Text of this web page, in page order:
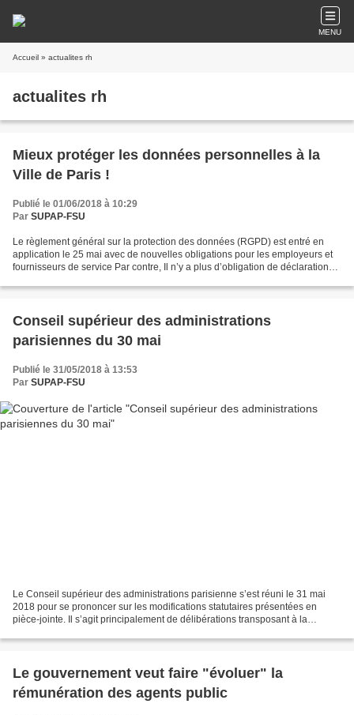
MENU
Accueil » actualites rh
actualites rh
Mieux protéger les données personnelles à la
Ville de Paris !
Publié le 01/06/2018 à 10:29
Par SUPAP-FSU
Le règlement général sur la protection des données (RGPD) est entré en
application le 25 mai avec de nouvelles obligations pour les employeurs et
fournisseurs de service Par contre, Il n’y a plus d’obligation de déclaration
Conseil supérieur des administrations
parisiennes du 30 mai
Publié le 31/05/2018 à 13:53
Par SUPAP-FSU
Le Conseil supérieur des administrations parisienne s’est réuni le 31 mai
2018 pour se prononcer sur les modifications statutaires présentées en
pièce-jointe. Il s’agit principalement de délibérations transposant à la
Le gouvernement veut faire "évoluer" la
rémunération des agents public